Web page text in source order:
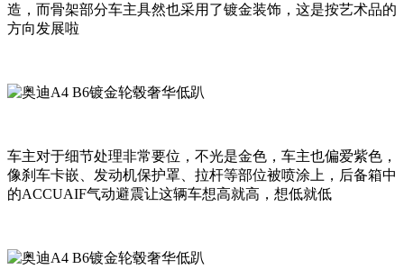
造，而骨架部分车主具然也采用了镀金装饰，这是按艺术品的
方向发展啦
车主对于细节处理非常要位，不光是金色，车主也偏爱紫色，
像刹车卡嵌、发动机保护罩、拉杆等部位被喷涂上，后备箱中
的ACCUAIF气动避震让这辆车想高就高，想低就低